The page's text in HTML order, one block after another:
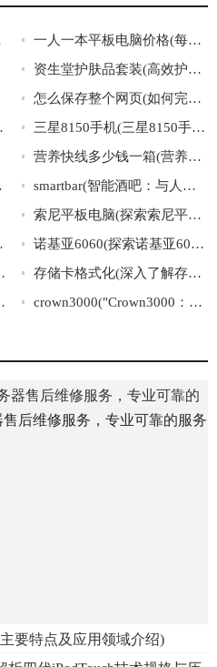
法)
一人一本平板电脑价格(每人一部平板电脑，价格大揭秘)
资生堂护肤品套装(高效护肤，闪亮每一天——资生堂全套护肤品值得拥有)
怎么保存整个网页(如何完整保存网页内容)
商业模式)
三星8150手机(三星8150手机的功能详解及评测)
营养快线多少钱一箱(营养快线一箱多少钱？价格揭秘！)
smartbar(智能酒吧：与人工智能共享一杯美酒)
索尼平板电脑(探索索尼平板电脑的优势与劣势)
康肌肤)
诺基亚6060(探索诺基亚6060的光辉历程)
智能手机革命)
存储卡格式化(深入了解存储卡格式化技巧在线指南)
特性与开发技巧")
crown3000("Crown3000：尘封的古代文明之谜")
器售后维修服务，专业可靠的
主要特点及应用领域介绍)